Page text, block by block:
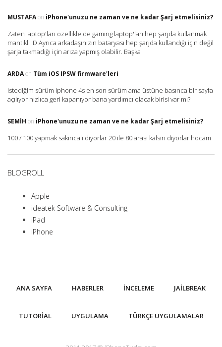
MUSTAFAon iPhone'unuzu ne zaman ve ne kadar Şarj etmelisiniz?
Zaten laptop'ları özellikle de gaming laptop'ları hep şarjda kullanmak
mantıklı :D Ayrıca arkadaşınızın bataryası hep şarjda kullandığı için değil
şarja takmadığı için arıza yapmış olabilir. Başka
ARDAon Tüm iOS IPSW firmware'leri
istediğim sürüm iphone 4s en son sürüm ama üstüne basınca bir sayfa
açılıyor hızlıca geri kapanıyor bana yardımcı olacak birisi var mı?
SEMIH on iPhone'unuzu ne zaman ve ne kadar Şarj etmelisiniz?
100 / 100 yapmak sakıncalı diyorlar 20 ile 80 arası kalsın diyorlar hocam
BLOGROLL
Apple
ideatek Software & Consulting
iPad
iPhone
ANA SAYFA HABERLER İNCELEME JAILBREAK
TUTORIAL UYGULAMA TÜRKÇE UYGULAMALAR